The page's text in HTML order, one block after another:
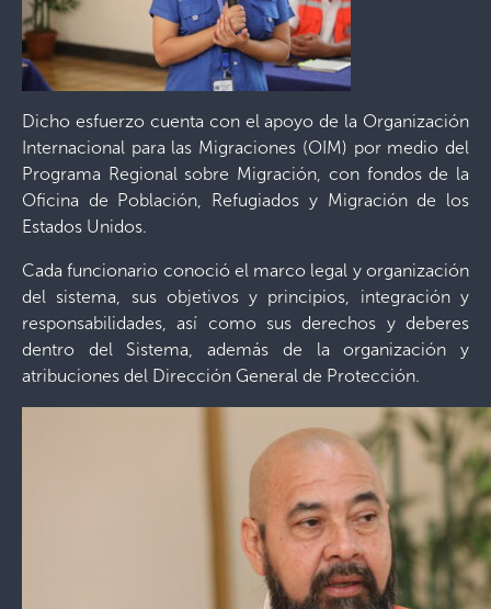
Dicho esfuerzo cuenta con el apoyo de la Organización
Internacional para las Migraciones (OIM) por medio del
Programa Regional sobre Migración, con fondos de la
Oficina de Población, Refugiados y Migración de los
Estados Unidos.
Cada funcionario conoció el marco legal y organización
del sistema, sus objetivos y principios, integración y
responsabilidades, así como sus derechos y deberes
dentro del Sistema, además de la organización y
atribuciones del Dirección General de Protección.